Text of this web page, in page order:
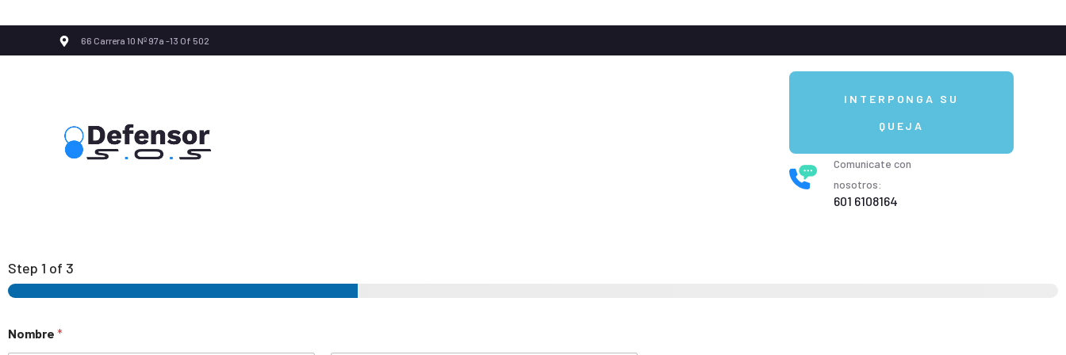
66 Carrera 10 Nº 97a -13 Of 502
INTERPONGA SU
QUEJA
Comunicate con
nosotros:
601 6108164
Step 1 of 3
Nombre *